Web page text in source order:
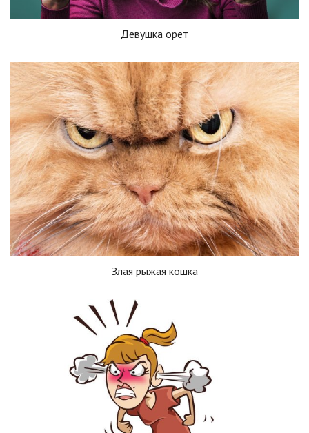
Девушка орет
Злая рыжая кошка